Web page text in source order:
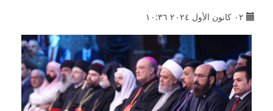
٠٢ كانون الأول ٢٠٢٤ ١٠:٣٦